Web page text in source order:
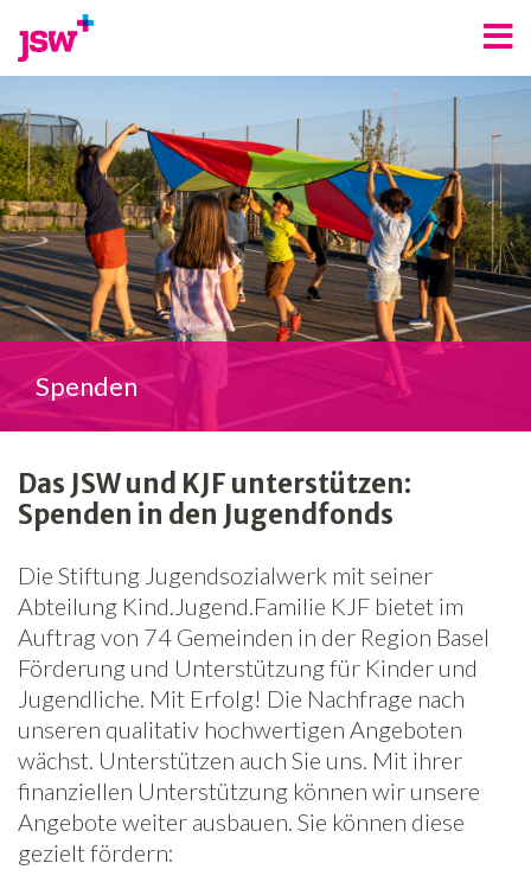
Angebote
Bereiche
Über uns
Spenden
Freiwilligenarbeit
Kontakt
Jobs
News
Newsletter
Spenden
Das JSW und KJF unterstützen:
Spenden in den Jugendfonds
Die Stiftung Jugendsozialwerk mit seiner
Abteilung Kind.Jugend.Familie KJF bietet im
Auftrag von 74 Gemeinden in der Region Basel
Förderung und Unterstützung für Kinder und
Jugendliche. Mit Erfolg! Die Nachfrage nach
unseren qualitativ hochwertigen Angeboten
wächst. Unterstützen auch Sie uns. Mit ihrer
finanziellen Unterstützung können wir unsere
Angebote weiter ausbauen. Sie können diese
gezielt fördern: